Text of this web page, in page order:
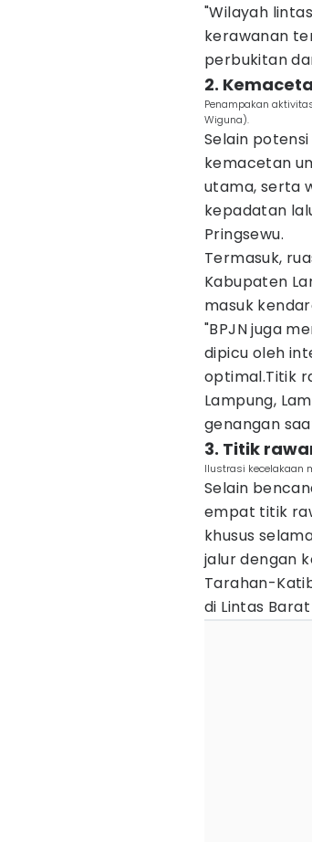
"Wilayah
kerawanan
perbukitan
2.
Penampakan
Wiguna).
Selain
kemacetan
utama, serta
kepadatan
Pringsewu.
Termasuk,
Kabupaten
masuk
"BPJN juga
dipicu oleh
optimal.Titik
Lampung,
genangan
3. Titik
Ilustrasi kecelakaan
Selain
empat titik
khusus
jalur dengan
Tarahan-
di Lintas